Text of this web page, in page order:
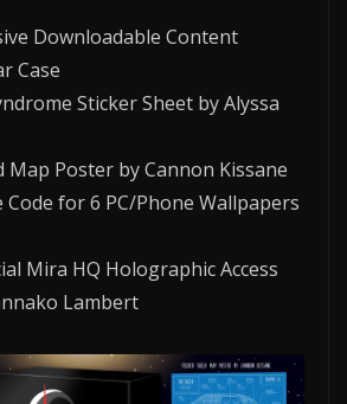
Downloadable Content
Case
Sticker Sheet by Alyssa
Map Poster by Cannon Kissane
Code for 6 PC/Phone Wallpapers
Mira HQ Holographic Access
Lambert